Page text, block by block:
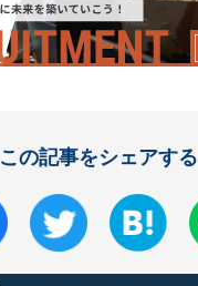
この記事をシェアする